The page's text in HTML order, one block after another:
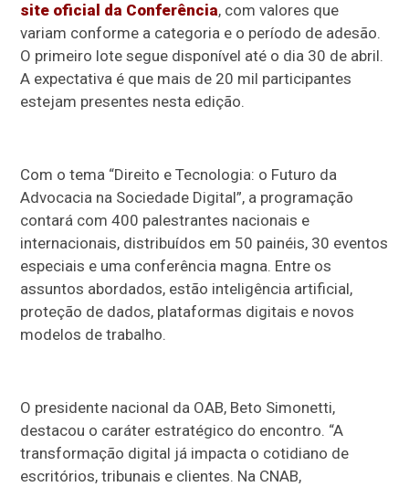
site oficial da Conferência, com valores que
variam conforme a categoria e o período de adesão.
O primeiro lote segue disponível até o dia 30 de abril.
A expectativa é que mais de 20 mil participantes
estejam presentes nesta edição.
Com o tema “Direito e Tecnologia: o Futuro da
Advocacia na Sociedade Digital”, a programação
contará com 400 palestrantes nacionais e
internacionais, distribuídos em 50 painéis, 30 eventos
especiais e uma conferência magna. Entre os
assuntos abordados, estão inteligência artificial,
proteção de dados, plataformas digitais e novos
modelos de trabalho.
O presidente nacional da OAB, Beto Simonetti,
destacou o caráter estratégico do encontro. “A
transformação digital já impacta o cotidiano de
escritórios, tribunais e clientes. Na CNAB,